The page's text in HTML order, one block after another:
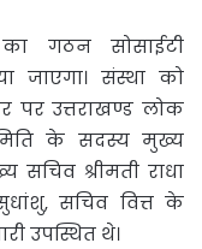
गठन सोसाईटी
जाएगा। संस्था को
पर उत्तराखण्ड लोक
के सदस्य मुख्य
सचिव श्रीमती राधा
सचिव वित्त के
उपस्थित थे।